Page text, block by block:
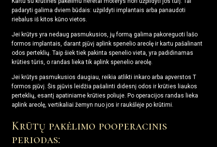
padaryti galima dviem būdais: užpildyti implantais arba panaudoti
riebalus iš kitos kūno vietos.
Jei krūtys yra nedaug pasmukusios, jų formą galima pakoreguoti lašo
formos implantais, darant pjūvį aplink spenelio areolę ir kartu pašalinant
odos perteklių. Taip šiek tiek pakinta spenelio vieta, yra padidinamas
krūties tūris, o randas lieka tik aplink spenelio areolę.
Jei krūtys pasmukusios daugiau, reikia atlikti inkaro arba apverstos T
formos pjūvį. Šis pjūvis leidžia pašalinti didesnį odos ir krūties liaukos
perteklių, esantį apatiniame krūties poliuje. Po operacijos randas lieka
aplink areolę, vertikaliai žemyn nuo jos ir raukšlėje po krūtimi.
Krūtų pakėlimo pooperacinis
periodas: